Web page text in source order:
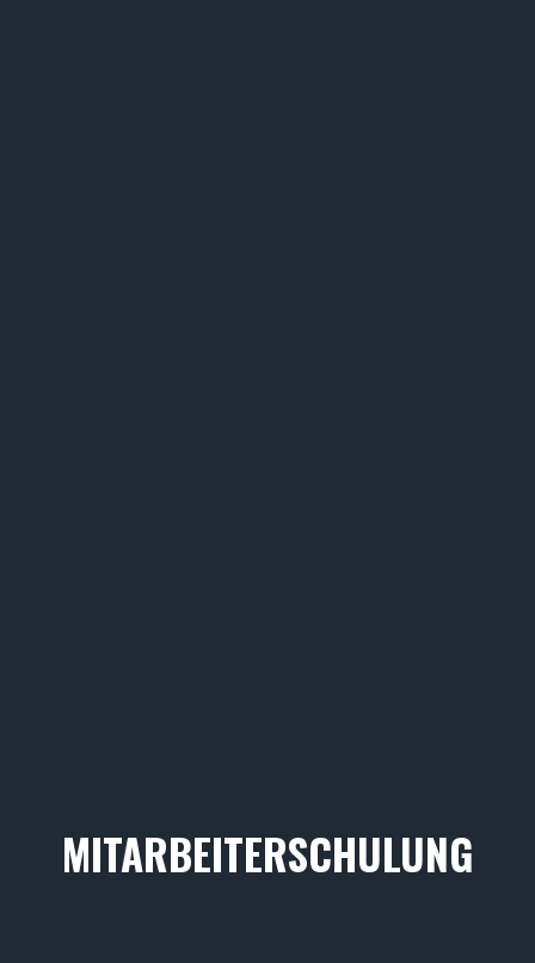
MITARBEITERSCHULUNG